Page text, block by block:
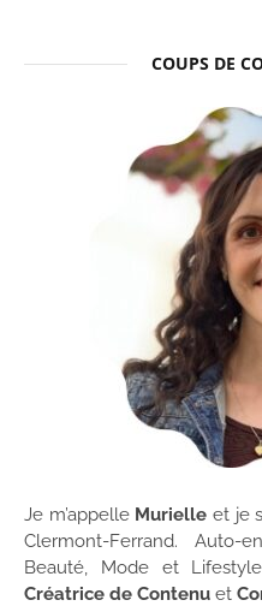
COUPS DE
Je m’appelle Murielle et je
Clermont-Ferrand. Auto-
Beauté, Mode et
Créatrice de Contenu et